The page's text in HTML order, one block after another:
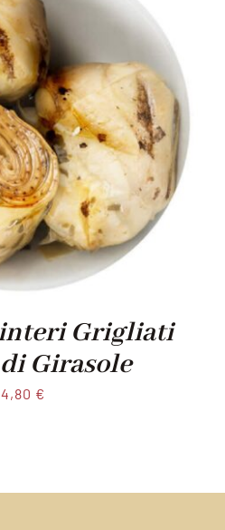
Grigliati
Girasole
4,80 €